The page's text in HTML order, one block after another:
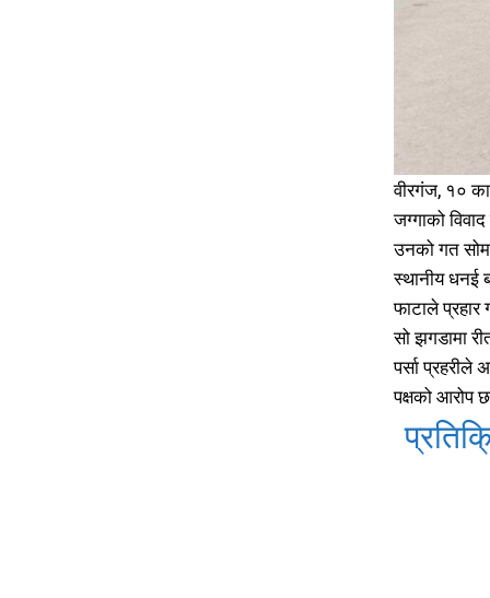
वीरगंज, १०
जग्गाको
उनको गत
स्थानीय धनई
फाटाले प्रहार
सो झगडामा
पर्सा
पक्षको आरोप